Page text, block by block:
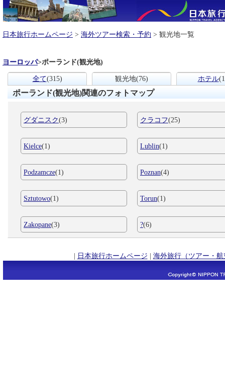
日本旅行ホームページ > 海外ツアー検索・予約 > 観光地一覧
ヨーロッパ>ポーランド(観光地)
全て(315) 観光地(76) ホテル
ポーランド(観光地)関連のフォトマップ
グダニスク(3) クラコフ(25)
Kielce(1) Lublin(1)
Podzamcze(1) Poznan(4)
Sztutowo(1) Torun(1)
Zakopane(3) ?(6)
| 日本旅行ホームページ | 海外旅行（ツアー・航